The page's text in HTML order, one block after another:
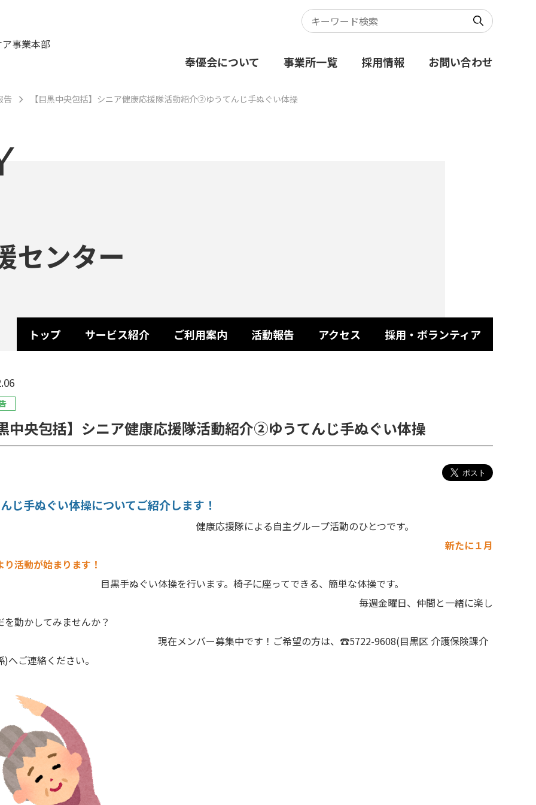
事業本部
奉優会について 事業所一覧 採用情報 お問い合わせ
告 【目黒中央包括】シニア健康応援隊活動紹介②ゆうてんじ手ぬぐい体操
センター
トップ サービス紹介 ご利用案内 活動報告 アクセス 採用・ボランティア
中央包括】シニア健康応援隊活動紹介②ゆうてんじ手ぬぐい体操
じ手ぬぐい体操についてご紹介します！
応援隊による自主グループ活動のひとつです。
新たに１月
り活動が始まります！
ぬぐい体操を行います。椅子に座ってできる、簡単な体操です。
週金曜日、仲間と一緒に楽し
らだを動かしてみませんか？
ンバー募集中です！ご希望の方は、☎5722-9608(目黒区 介護保険課介
防係)へご連絡ください。